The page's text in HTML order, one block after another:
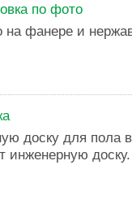
по фото
на фанере и
доску для пола
доску.